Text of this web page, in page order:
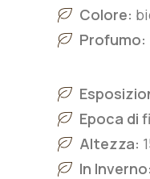
Colore:
Profumo:
Epoca di
Altezza:
In Inverno: